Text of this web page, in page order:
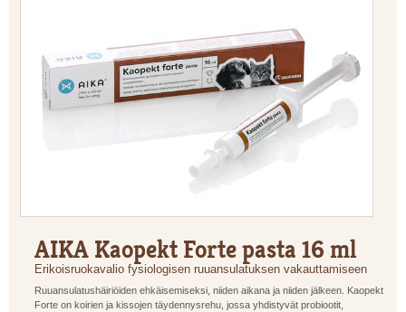
AIKA Kaopekt Forte pasta 16 ml
Erikoisruokavalio fysiologisen ruuansulatuksen vakauttamiseen
Ruuansulatushäiriöiden ehkäisemiseksi, niiden aikana ja niiden jälkeen. Kaopekt
Forte on koirien ja kissojen täydennysrehu, jossa yhdistyvät probiootit,